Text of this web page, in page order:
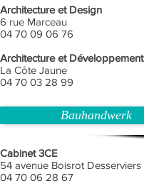
Architecture et Design
6 rue Marceau
04 70 09 06 76
Architecture et Développement
La Côte Jaune
04 70 03 28 99
Bauhandwerk
Cabinet 3CE
54 avenue Boisrot Desserviers
04 70 06 28 67